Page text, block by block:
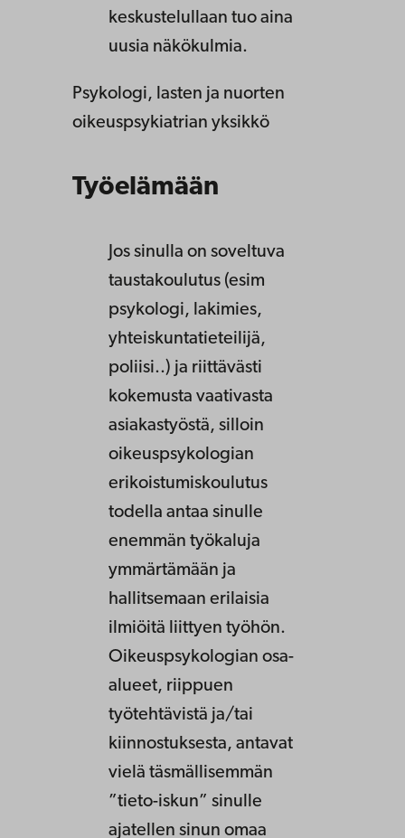
keskustelullaan tuo aina
uusia näkökulmia.
Psykologi, lasten ja nuorten
oikeuspsykiatrian yksikkö
Työelämään
Jos sinulla on soveltuva
taustakoulutus (esim
psykologi, lakimies,
yhteiskuntatieteilijä,
poliisi..) ja riittävästi
kokemusta vaativasta
asiakastyöstä, silloin
oikeuspsykologian
erikoistumiskoulutus
todella antaa sinulle
enemmän työkaluja
ymmärtämään ja
hallitsemaan erilaisia
ilmiöitä liittyen työhön.
Oikeuspsykologian osa-
alueet, riippuen
työtehtävistä ja/tai
kiinnostuksesta, antavat
vielä täsmällisemmän
”tieto-iskun” sinulle
ajatellen sinun omaa